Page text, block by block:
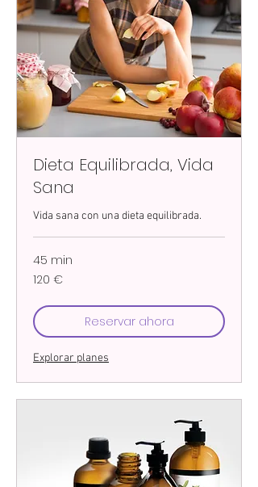
Dieta Equilibrada, Vida
Sana
Vida sana con una dieta equilibrada.
45 min
120
euros
120 €
Reservar ahora
Explorar planes